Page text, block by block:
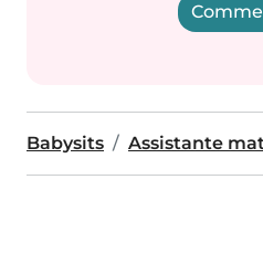
Babysits Assistante